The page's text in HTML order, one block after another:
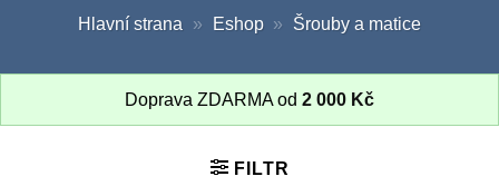
Hlavní strana » Eshop » Šrouby a matice
Doprava ZDARMA od 2 000 Kč
FILTR